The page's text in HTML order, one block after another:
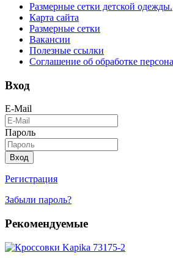
Размерные сетки детской одежды.
Карта сайта
Размерные сетки
Вакансии
Полезные ссылки
Соглашение об обработке
Вход
E-Mail
Пароль
Вход
Регистрация
Забыли пароль?
Рекомендуемые